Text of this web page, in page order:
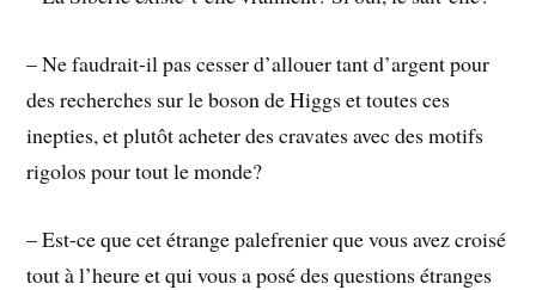
– Ne faudrait-il pas cesser d’allouer tant d’argent pour
des recherches sur le boson de Higgs et toutes ces
inepties, et plutôt acheter des cravates avec des motifs
rigolos pour tout le monde?
– Est-ce que cet étrange palefrenier que vous avez croisé
tout à l’heure et qui vous a posé des questions étranges